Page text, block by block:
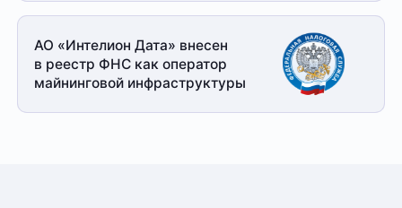
АО «Интелион Дата» внесен
в реестр ФНС как оператор
майнинговой инфраструктуры